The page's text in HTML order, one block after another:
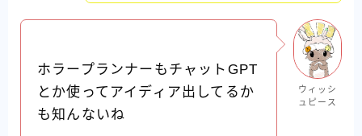
ホラープランナーもチャットGPT
とか使ってアイディア出してるか
も知んないね
ウィッシ
ュピース